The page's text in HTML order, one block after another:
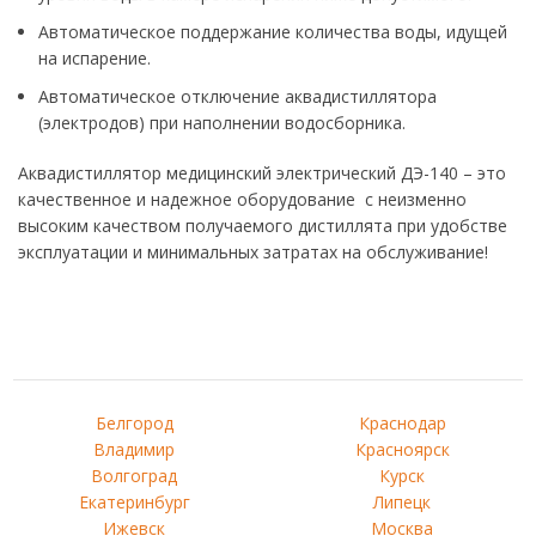
Автоматическое поддержание количества воды, идущей
на испарение.
Автоматическое отключение аквадистиллятора
(электродов) при наполнении водосборника.
Аквадистиллятор медицинский электрический ДЭ-140 – это
качественное и надежное оборудование с неизменно
высоким качеством получаемого дистиллята при удобстве
эксплуатации и минимальных затратах на обслуживание!
Белгород
Владимир
Волгоград
Екатеринбург
Ижевск
Краснодар
Красноярск
Курск
Липецк
Москва